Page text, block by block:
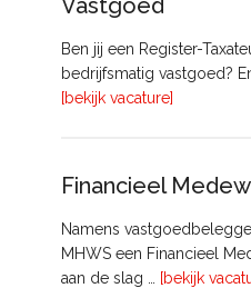
Vastgoed
Ben jij een Register-
bedrijfsmatig vastgoed?
[bekijk vacature]
Financieel
Namens
MHWS een Financieel
aan de slag …
[bekijk